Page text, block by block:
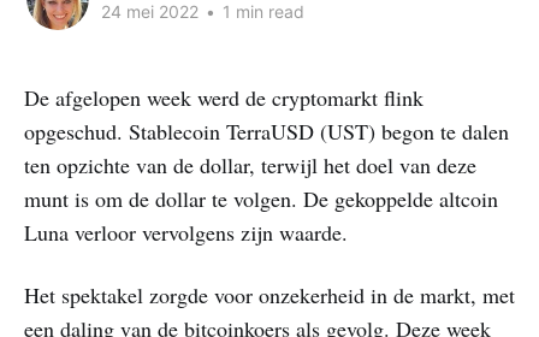
24 mei 2022 • 1 min read
De afgelopen week werd de cryptomarkt flink
opgeschud. Stablecoin TerraUSD (UST) begon te dalen
ten opzichte van de dollar, terwijl het doel van deze
munt is om de dollar te volgen. De gekoppelde altcoin
Luna verloor vervolgens zijn waarde.
Het spektakel zorgde voor onzekerheid in de markt, met
een daling van de bitcoinkoers als gevolg. Deze week